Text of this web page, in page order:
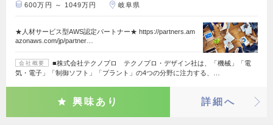
600万円 ～ 1049万円 岐阜県
★人材サービス型AWS認定パートナー★ https://partners.am
azonaws.com/jp/partner…
会社概要
■株式会社テクノプロ テクノプロ・デザイン社は、「機械」「電
気・電子」「制御ソフト」「プラント」の4つの分野に注力する、…
興味あり 詳細へ